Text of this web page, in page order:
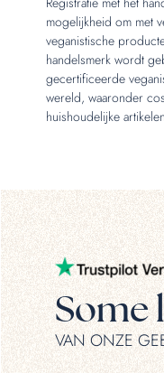
mogelijkheid om met
veganistische
handelsmerk wordt
gecertificeerde
wereld, waaronder
huishoudelijke
Some
VAN ONZE